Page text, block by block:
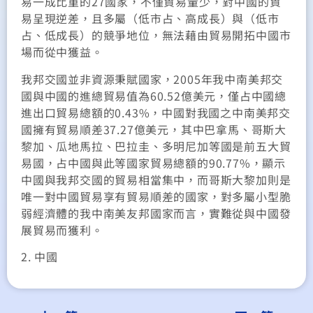
易呈現逆差，且多屬（低市占、高成長）與（低市
占、低成長）的競爭地位，無法藉由貿易開拓中國市
場而從中獲益。
我邦交國並非資源秉賦國家，2005年我中南美邦交
國與中國的進總貿易值為60.52億美元，僅占中國總
進出口貿易總額的0.43%，中國對我國之中南美邦交
國擁有貿易順差37.27億美元，其中巴拿馬、哥斯大
黎加、瓜地馬拉、巴拉圭、多明尼加等國是前五大貿
易國，占中國與此等國家貿易總額的90.77%，顯示
中國與我邦交國的貿易相當集中，而哥斯大黎加則是
唯一對中國貿易享有貿易順差的國家，對多屬小型脆
弱經濟體的我中南美友邦國家而言，實難從與中國發
展貿易而獲利。
2. 中國